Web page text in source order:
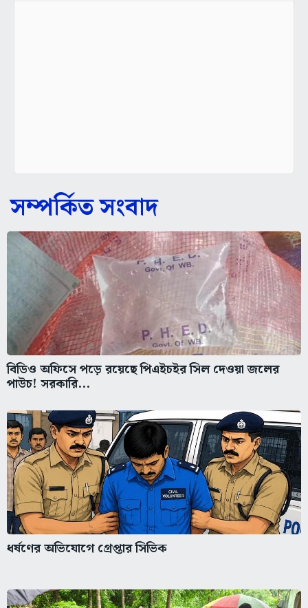
সম্পর্কিত সংবাদ
বিডিও অফিসে পড়ে রয়েছে পিএইচইর সিল দেওয়া জলের
পাউচ! সরকারি...
ধর্ষণের অভিযোগে গ্রেপ্তার সিভিক